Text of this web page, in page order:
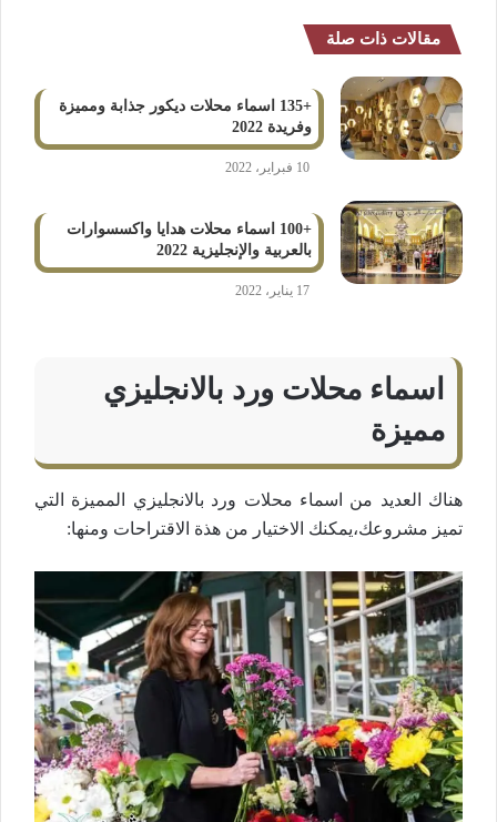
مقالات ذات صلة
+135 اسماء محلات ديكور جذابة ومميزة
وفريدة 2022
10 فبراير، 2022
+100 اسماء محلات هدايا واكسسوارات
بالعربية والإنجليزية 2022
17 يناير، 2022
اسماء محلات ورد بالانجليزي
مميزة
هناك العديد من اسماء محلات ورد بالانجليزي المميزة التي
تميز مشروعك،يمكنك الاختيار من هذة الاقتراحات ومنها: